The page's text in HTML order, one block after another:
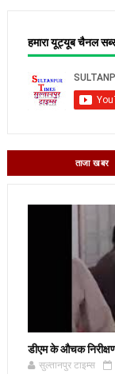
हमारा यूट्यूब चैनल
ताजा खबर
डीएम के औचक
सुल्तानपुर टाइम्स